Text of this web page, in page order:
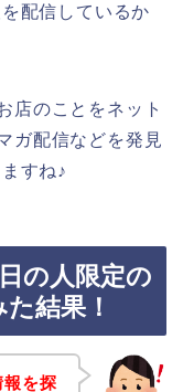
配信しているか
店のことをネット
ガ配信などを発見
すね♪
の人限定の
結果！
を探